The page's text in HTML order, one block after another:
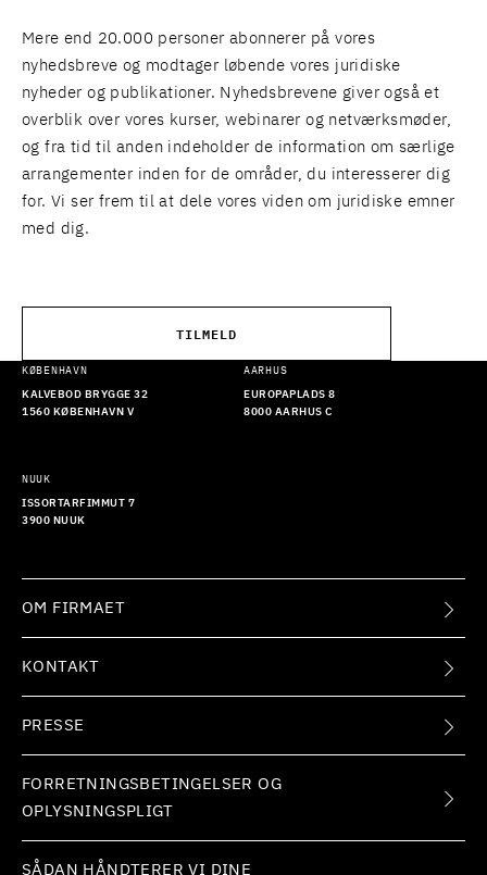
Mere end 20.000 personer abonnerer på vores
nyhedsbreve og modtager løbende vores juridiske
nyheder og publikationer. Nyhedsbrevene giver også et
overblik over vores kurser, webinarer og netværksmøder,
og fra tid til anden indeholder de information om særlige
arrangementer inden for de områder, du interesserer dig
for. Vi ser frem til at dele vores viden om juridiske emner
med dig.
TILMELD
KØBENHAVN
KALVEBOD BRYGGE 32
1560 KØBENHAVN V
AARHUS
EUROPAPLADS 8
8000 AARHUS C
NUUK
ISSORTARFIMMUT 7
3900 NUUK
OM FIRMAET
KONTAKT
PRESSE
FORRETNINGSBETINGELSER OG
OPLYSNINGSPLIGT
SÅDAN HÅNDTERER VI DINE